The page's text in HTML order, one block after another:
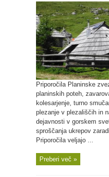
Priporočila Planinske
planinskih poteh,
kolesarjenje, turno
plezanje v plezališčih in
dejavnosti v gorskem
sproščanja ukrepov
Priporočila veljajo ...
Preberi več »